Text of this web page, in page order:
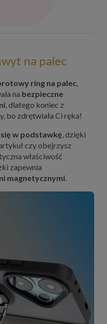
na palec
ring na palec,
na bezpieczne
, dlatego koniec z
bo zdrętwiała Ci ręka!
w podstawkę, dzięki
czy obejrzysz
właściwość
zapewnia
magnetycznymi.